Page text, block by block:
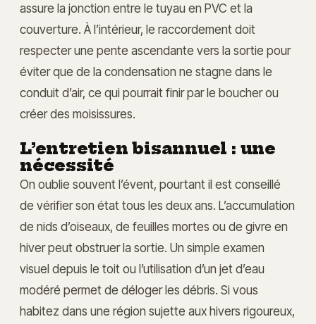
assure la jonction entre le tuyau en PVC et la
couverture. À l’intérieur, le raccordement doit
respecter une pente ascendante vers la sortie pour
éviter que de la condensation ne stagne dans le
conduit d’air, ce qui pourrait finir par le boucher ou
créer des moisissures.
L’entretien bisannuel : une
nécessité
On oublie souvent l’évent, pourtant il est conseillé
de vérifier son état tous les deux ans. L’accumulation
de nids d’oiseaux, de feuilles mortes ou de givre en
hiver peut obstruer la sortie. Un simple examen
visuel depuis le toit ou l’utilisation d’un jet d’eau
modéré permet de déloger les débris. Si vous
habitez dans une région sujette aux hivers rigoureux,